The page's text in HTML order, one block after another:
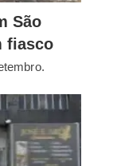
São
fiasco